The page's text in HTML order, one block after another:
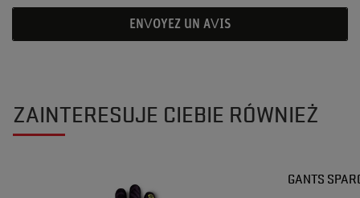
ENVOYEZ UN AVIS
ZAINTERESUJE CIEBIE RÓWNIEŻ
GANTS